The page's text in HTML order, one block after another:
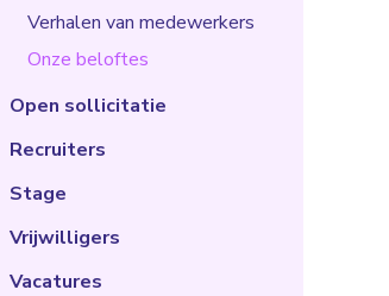
Verhalen van medewerkers
Onze beloftes
Open sollicitatie
Recruiters
Stage
Vrijwilligers
Vacatures